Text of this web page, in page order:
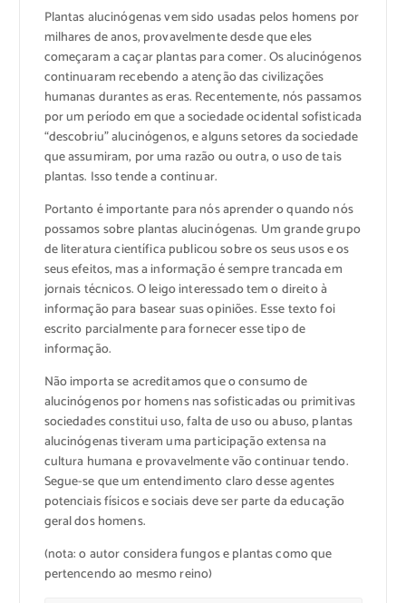
Plantas alucinógenas vem sido usadas pelos homens por
milhares de anos, provavelmente desde que eles
começaram a caçar plantas para comer. Os alucinógenos
continuaram recebendo a atenção das civilizações
humanas durantes as eras. Recentemente, nós passamos
por um período em que a sociedade ocidental sofisticada
“descobriu” alucinógenos, e alguns setores da sociedade
que assumiram, por uma razão ou outra, o uso de tais
plantas. Isso tende a continuar.
Portanto é importante para nós aprender o quando nós
possamos sobre plantas alucinógenas. Um grande grupo
de literatura científica publicou sobre os seus usos e os
seus efeitos, mas a informação é sempre trancada em
jornais técnicos. O leigo interessado tem o direito à
informação para basear suas opiniões. Esse texto foi
escrito parcialmente para fornecer esse tipo de
informação.
Não importa se acreditamos que o consumo de
alucinógenos por homens nas sofisticadas ou primitivas
sociedades constitui uso, falta de uso ou abuso, plantas
alucinógenas tiveram uma participação extensa na
cultura humana e provavelmente vão continuar tendo.
Segue-se que um entendimento claro desse agentes
potenciais físicos e sociais deve ser parte da educação
geral dos homens.
(nota: o autor considera fungos e plantas como que
pertencendo ao mesmo reino)